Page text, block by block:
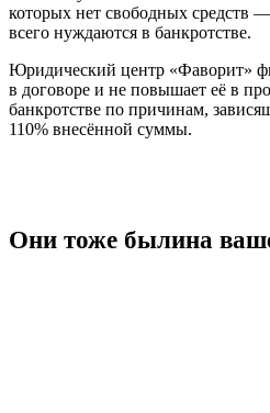
которых нет свободных средств
всего нуждаются в банкротстве.
Юридический центр «Фаворит»
в договоре и не повышает её в
банкротстве по причинам,
110% внесённой суммы.
Они тоже былина